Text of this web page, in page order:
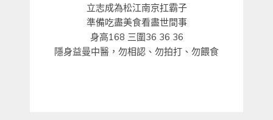
立志成為松江南京扛霸子
準備吃盡美食看盡世間事
身高168 三圍36 36 36
隱身益曼中醫，勿相認、勿拍打、勿餵食